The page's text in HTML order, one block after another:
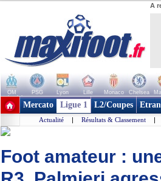
A
OM PSG Lyon Lille Monaco Chelsea
+ de clubs
Mercato Ligue 1 L2/Coupes
Actualité | Résultats & Classement |
Foot amateur :